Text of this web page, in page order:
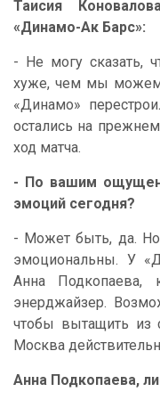
Таисия
«Динамо-Ак Барс»:
- Не могу сказать,
хуже, чем мы можем.
«Динамо»
остались на
ход матча.
- По вашим
эмоций сегодня?
- Может быть, да. Но
эмоциональны. У
Анна Подкопаева,
энерджайзер.
чтобы вытащить из
Москва
Анна Подкопаева,